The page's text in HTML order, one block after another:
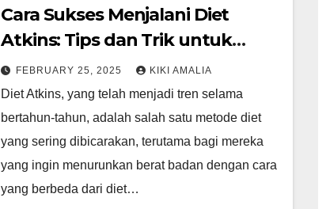
Cara Sukses Menjalani Diet
Atkins: Tips dan Trik untuk
Pemula
FEBRUARY 25, 2025 KIKI AMALIA
Diet Atkins, yang telah menjadi tren selama
bertahun-tahun, adalah salah satu metode diet
yang sering dibicarakan, terutama bagi mereka
yang ingin menurunkan berat badan dengan cara
yang berbeda dari diet…